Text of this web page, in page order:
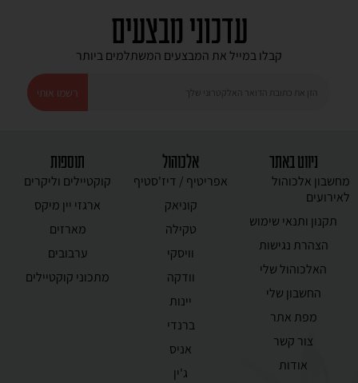
עדכוני מבצעים
קבלו במייל את המבצעים המשתלמים ביותר
רשמו אותי
אלכוהול
אפריטיף / דיז'סטיף
קוניאק
טקילה
וויסקי
וודקה
יינות
ברנדי
אניס
ג'ין
תוספות
קוקטיילים וליקרים
ארגזי יין מיקס
מארזים
ערבובים
מתכוני קוקטיילים
ניווט באתר
מחשבון אלכוהול
לאירועים
תקנון ותנאי שימוש
הצהרת נגישות
האלכוהול שלי
החשבון שלי
מפת אתר
צור קשר
אודות